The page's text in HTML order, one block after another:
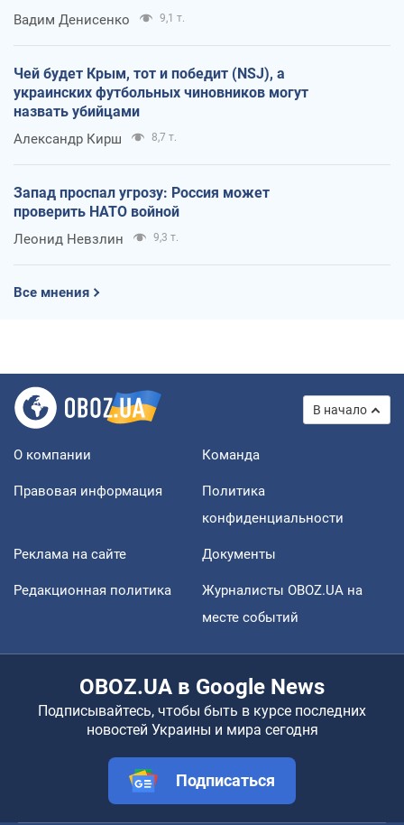
Вадим Денисенко 9,1 т.
Чей будет Крым, тот и победит (NSJ), а
украинских футбольных чиновников могут
назвать убийцами
Александр Кирш 8,7 т.
Запад проспал угрозу: Россия может
проверить НАТО войной
Леонид Невзлин 9,3 т.
Все мнения
В начало
О компании Команда
Правовая информация
Политика
конфиденциальности
Реклама на сайте Документы
Редакционная политика
Журналисты OBOZ.UA на
месте событий
OBOZ.UA в Google News
Подписывайтесь, чтобы быть в курсе последних
новостей Украины и мира сегодня
Подписаться